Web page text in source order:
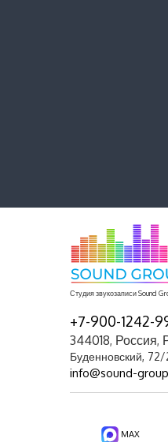
Студия звукозаписи Sound
+7-900-1242-
344018, Россия,
Буденновский, 72/
info@sound-
MAX